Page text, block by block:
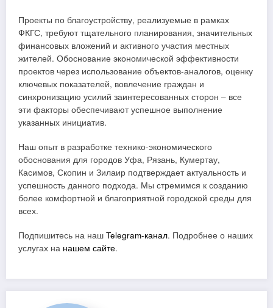
Проекты по благоустройству, реализуемые в рамках
ФКГС, требуют тщательного планирования, значительных
финансовых вложений и активного участия местных
жителей. Обоснование экономической эффективности
проектов через использование объектов-аналогов, оценку
ключевых показателей, вовлечение граждан и
синхронизацию усилий заинтересованных сторон – все
эти факторы обеспечивают успешное выполнение
указанных инициатив.
Наш опыт в разработке технико-экономического
обоснования для городов Уфа, Рязань, Кумертау,
Касимов, Скопин и Зилаир подтверждает актуальность и
успешность данного подхода. Мы стремимся к созданию
более комфортной и благоприятной городской среды для
всех.
Подпишитесь на наш Telegram-канал. Подробнее о наших
услугах на нашем сайте.